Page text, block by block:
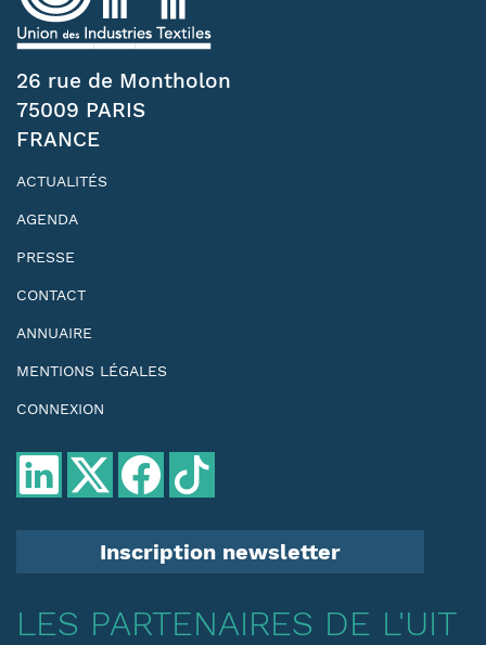
26 rue de Montholon
75009 PARIS
FRANCE
ACTUALITÉS
AGENDA
PRESSE
CONTACT
ANNUAIRE
MENTIONS LÉGALES
CONNEXION
Inscription newsletter
LES PARTENAIRES DE L'UIT